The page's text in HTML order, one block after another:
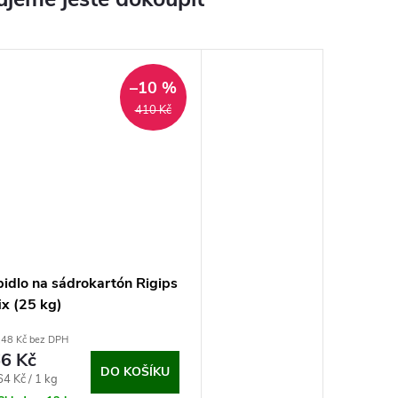
410 Kč
–10 %
na sádrokartón Rigips
(25 kg)
Kč bez DPH
Kč
Kč / 1 kg
DO KOŠÍKU